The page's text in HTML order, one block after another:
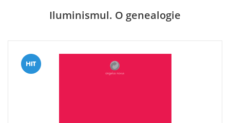
Iluminismul. O genealogie